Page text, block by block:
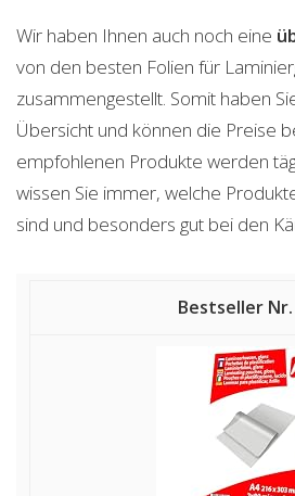
Wir haben Ihnen auch noch eine
von den besten Folien für
zusammengestellt. Somit haben
Übersicht und können die Preise
empfohlenen Produkte werden
wissen Sie immer, welche
sind und besonders gut bei den